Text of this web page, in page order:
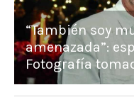
“También soy
amenazada”:
Fotografía